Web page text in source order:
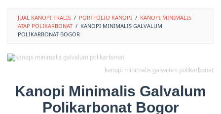
JUAL KANOPI TRALIS / PORTFOLIO KANOPI / KANOPI MINIMALIS
ATAP POLIKARBONAT / KANOPI MINIMALIS GALVALUM
POLIKARBONAT BOGOR
kanopi minimalis galvalum polikarbonat
Kanopi Minimalis Galvalum
Polikarbonat Bogor